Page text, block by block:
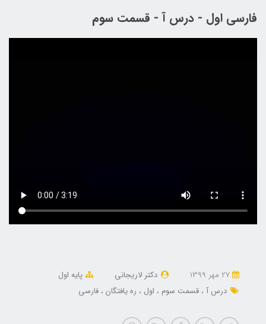
فارسی اول - درس آ - قسمت سوم
دکتر لاریجانی
پایه اول
درس آ قسمت سوم اول ره یافتگان فارسی